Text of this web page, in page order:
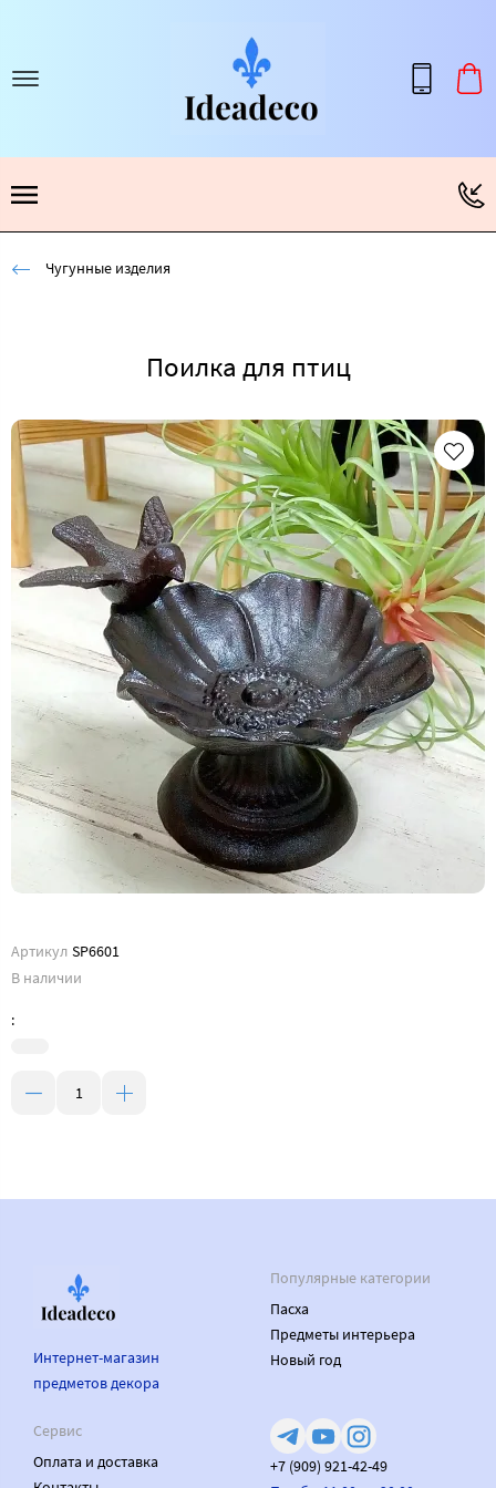
Чугунные изделия
Поилка для птиц
Артикул SP6601
В наличии
:
Интернет-магазин
предметов декора
Популярные категории
Пасха
Предметы интерьера
Новый год
Сервис
Оплата и доставка
+7 (909) 921-42-49